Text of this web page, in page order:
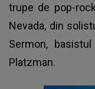
trupe de pop-
Nevada, din
Sermon,
Platzman.